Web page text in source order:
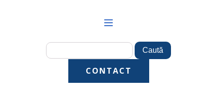
CONTACT